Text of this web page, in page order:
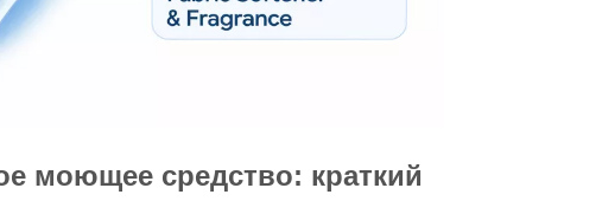
моющее средство: краткий